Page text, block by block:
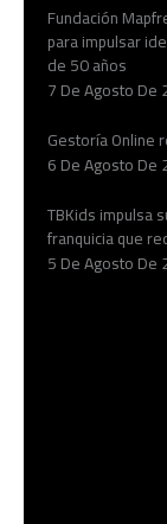
Fundación
para impulsar
de 50 años
7 De Agosto De
Gestoría Online
6 De Agosto De
TBKids impulsa
franquicia que
5 De Agosto De